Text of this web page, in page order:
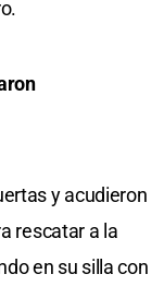
y acudieron
rescatar a la
en su silla con